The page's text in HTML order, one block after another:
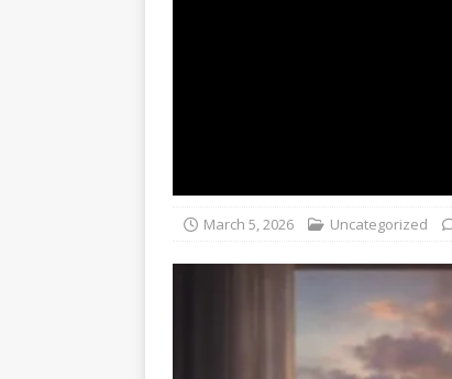
March 5, 2026 Uncategorized